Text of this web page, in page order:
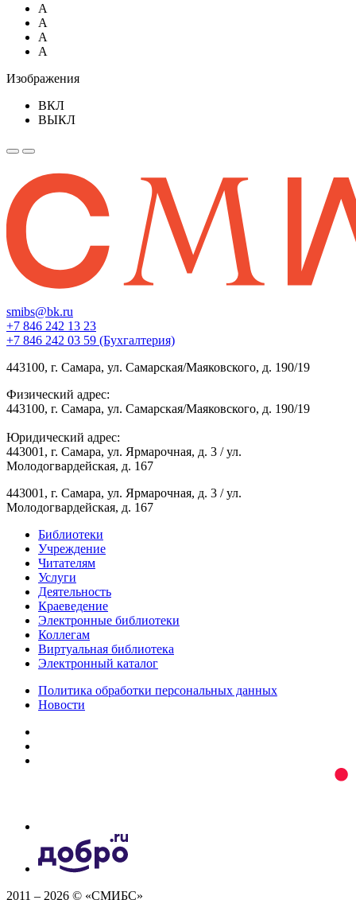
A
A
A
A
Изображения
ВКЛ
ВЫКЛ
smibs@bk.ru
+7 846 242 13 23
+7 846 242 03 59 (Бухгалтерия)
443100, г. Самара, ул. Самарская/Маяковского, д. 190/19
Физический адрес:
443100, г. Самара, ул. Самарская/Маяковского, д. 190/19
Юридический адрес:
443001, г. Самара, ул. Ярмарочная, д. 3 / ул.
Молодогвардейская, д. 167
443001, г. Самара, ул. Ярмарочная, д. 3 / ул.
Молодогвардейская, д. 167
Библиотеки
Учреждение
Читателям
Услуги
Деятельность
Краеведение
Электронные библиотеки
Коллегам
Виртуальная библиотека
Электронный каталог
Политика обработки персональных данных
Новости
2011 – 2026 © «СМИБС»